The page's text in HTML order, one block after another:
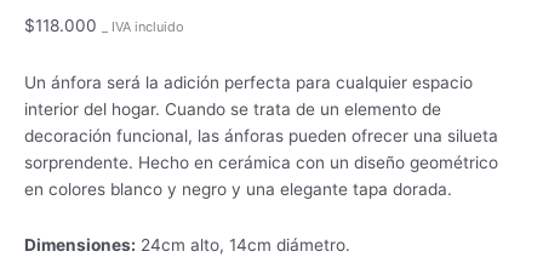
$118.000 _ IVA incluido
Un ánfora será la adición perfecta para cualquier espacio
interior del hogar. Cuando se trata de un elemento de
decoración funcional, las ánforas pueden ofrecer una silueta
sorprendente. Hecho en cerámica con un diseño geométrico
en colores blanco y negro y una elegante tapa dorada.
Dimensiones: 24cm alto, 14cm diámetro.